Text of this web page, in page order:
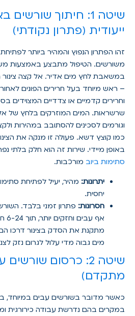
שיטה 1: חיתוך
ייעודית (פתרון נקודתי)
זהו הפתרון הנפוץ והמהיר ביותר
משורשים. הטיפול מתבצע באמצעות
במשאבת לחץ מים אדיר. אל קצה
– ראש מיוחד בעל חרירים הפונים
וחרירים קדמיים או צדדיים המצוידים
וגורמים לסכינים להסתובב במהירות
כמו קוצץ דשא. פעולה זו מנקה את
באופן מיידי. שירות זה הוא חלק בלתי
סתימות ביוב מורכבות.
יתרונות: מהיר, יעיל לפתיחת
יחסית.
חסרונות: פתרון זמני בלבד.
מתקנת את הסדק בצינור דרכו
מים גבוה מדי עלול לגרום נזק
שיטה 2: כרסום
מתקדם)
כאשר מדובר בשורשים עבים במיוחד,
במקרים בהם נדרשת עבודה כירורגית